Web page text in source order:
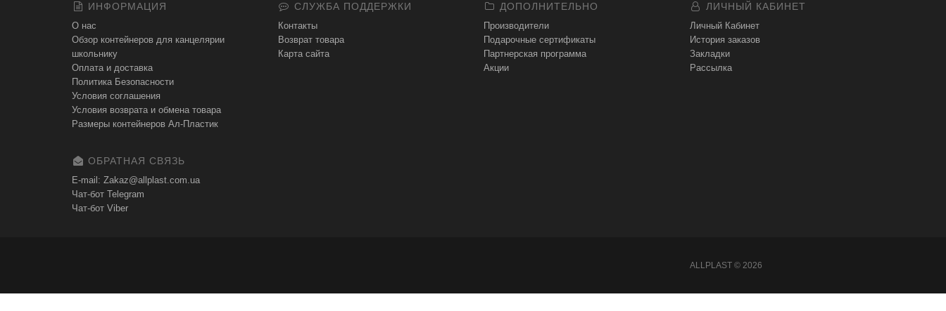
ИНФОРМАЦИЯ
О нас
Обзор контейнеров для канцелярии
школьнику
Оплата и доставка
Политика Безопасности
Условия соглашения
Условия возврата и обмена товара
Размеры контейнеров Ал-Пластик
СЛУЖБА ПОДДЕРЖКИ
Контакты
Возврат товара
Карта сайта
ДОПОЛНИТЕЛЬНО
Производители
Подарочные сертификаты
Партнерская программа
Акции
ЛИЧНЫЙ КАБИНЕТ
Личный Кабинет
История заказов
Закладки
Рассылка
ОБРАТНАЯ СВЯЗЬ
E-mail: Zakaz@allplast.com.ua
Чат-бот Telegram
Чат-бот Viber
ALLPLAST © 2026